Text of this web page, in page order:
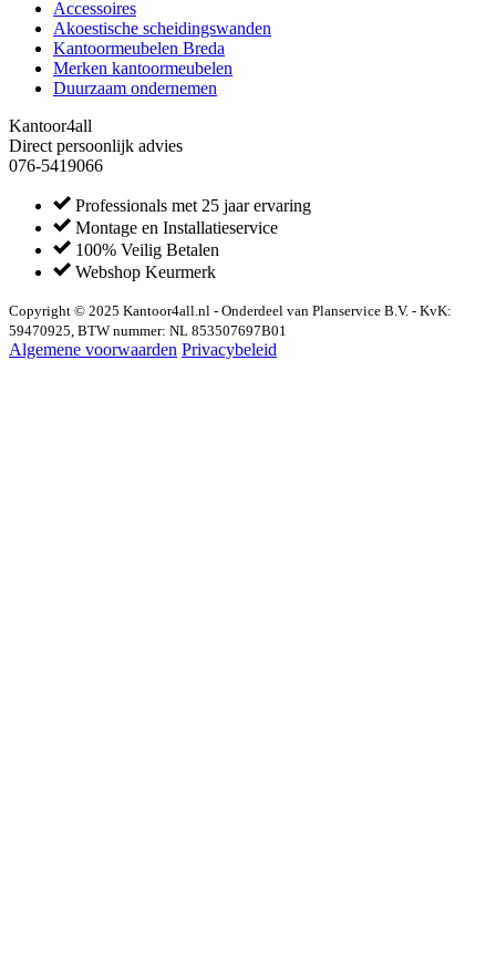
Accessoires
Akoestische scheidingswanden
Kantoormeubelen Breda
Merken kantoormeubelen
Duurzaam ondernemen
Kantoor4all
Direct persoonlijk advies
076-5419066
Professionals met 25 jaar ervaring
Montage en Installatieservice
100% Veilig Betalen
Webshop Keurmerk
Copyright © 2025 Kantoor4all.nl - Onderdeel van Planservice B.V. - KvK:
59470925, BTW nummer: NL 853507697B01
Algemene voorwaarden Privacybeleid